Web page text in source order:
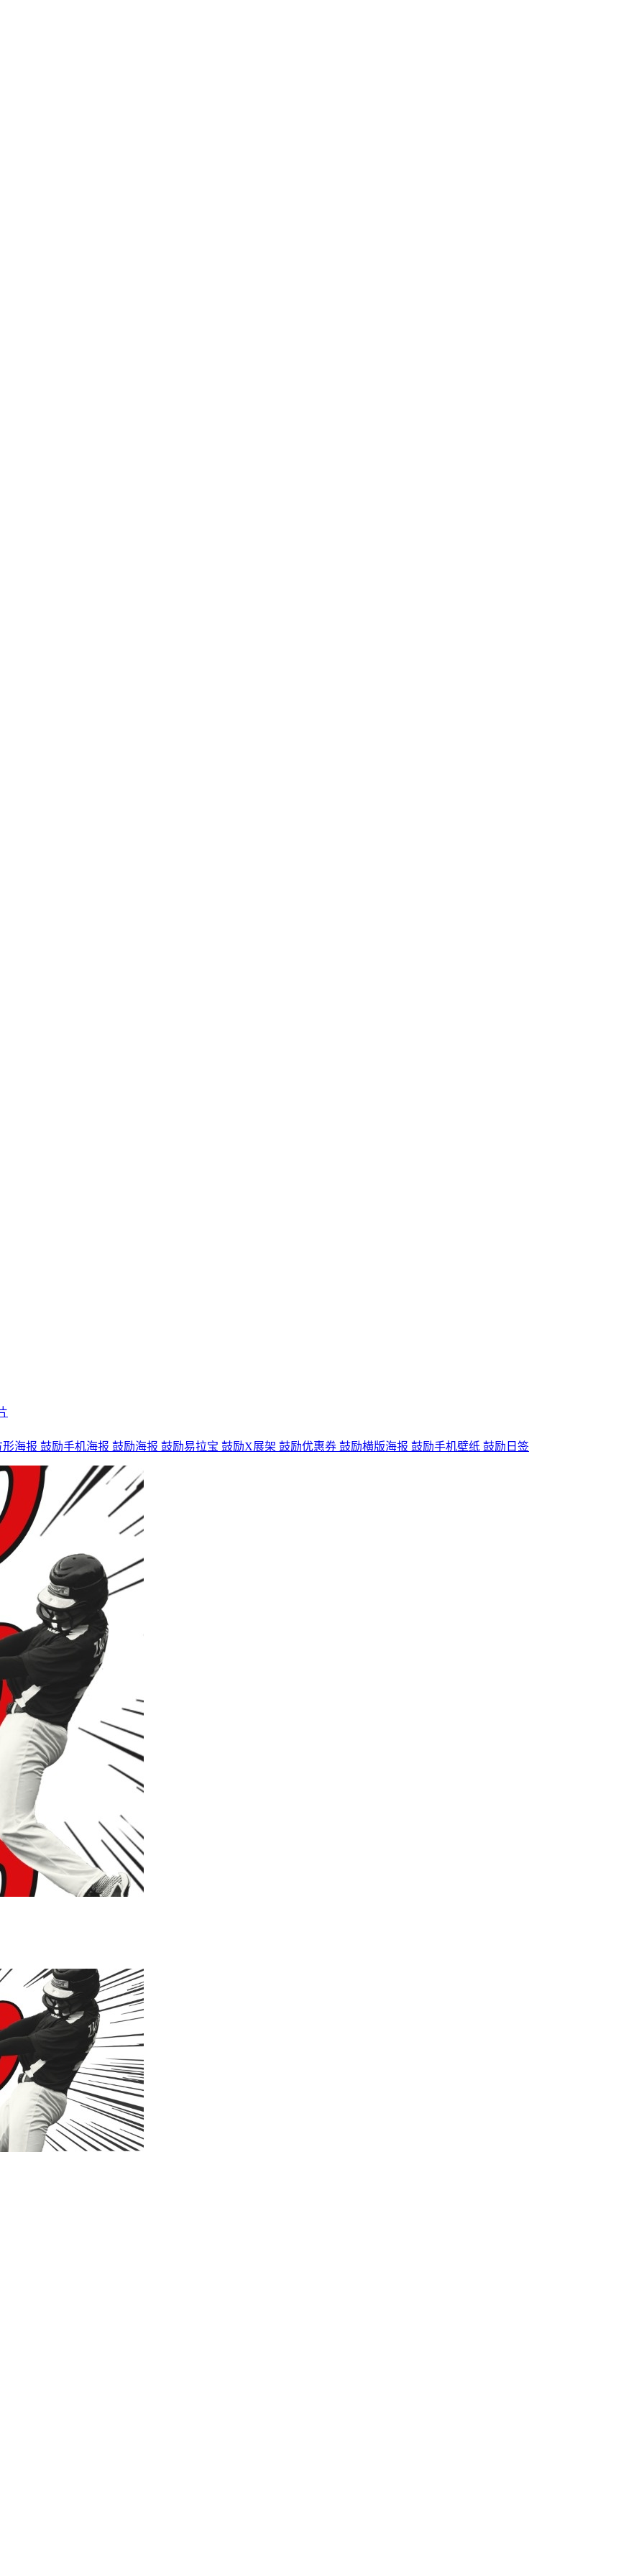
海报 鼓励手机海报 鼓励海报 鼓励易拉宝 鼓励X展架 鼓励优惠券 鼓励横版海报 鼓励手机壁纸 鼓励日签